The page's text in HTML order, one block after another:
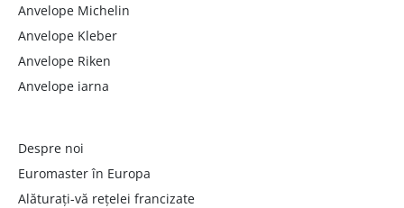
Anvelope Michelin
Anvelope Kleber
Anvelope Riken
Anvelope iarna
Despre noi
Euromaster în Europa
Alăturați-vă rețelei francizate